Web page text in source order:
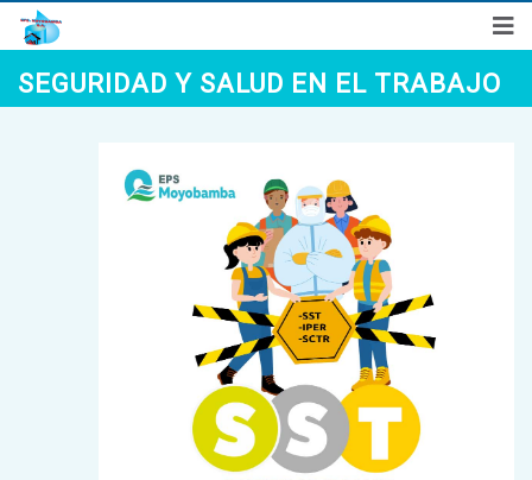
Síguenos en
"Año de la Esperanza y el Fortalecimiento de la Democracia"
SEGURIDAD Y SALUD EN EL TRABAJO